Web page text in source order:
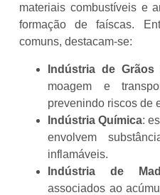
materiais combustíveis e
formação de faíscas.
comuns, destacam-se:
Indústria de
moagem e
prevenindo riscos de
Indústria Química:
envolvem
inflamáveis.
Indústria de
associados ao